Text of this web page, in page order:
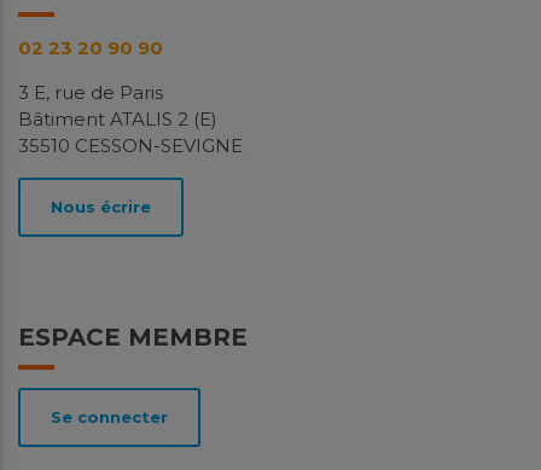
ESPACE MEMBRE
Se connecter
02 23 20 90 90
3 E, rue de Paris
Bâtiment ATALIS 2 (E)
35510 CESSON-SEVIGNE
Nous écrire